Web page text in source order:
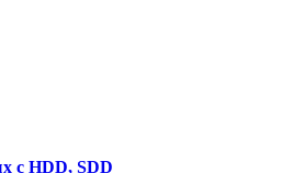
с HDD, SDD